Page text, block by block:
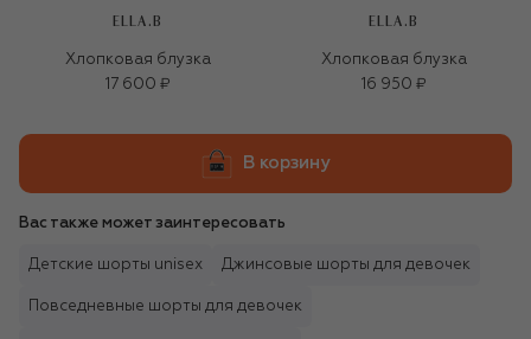
ELLA.B
Хлопковая блузка
17 600 ₽
ELLA.B
Хлопковая блузка
16 950 ₽
В корзину
Вас также может заинтересовать
Детские шорты unisex Джинсовые шорты для девочек
Повседневные шорты для девочек